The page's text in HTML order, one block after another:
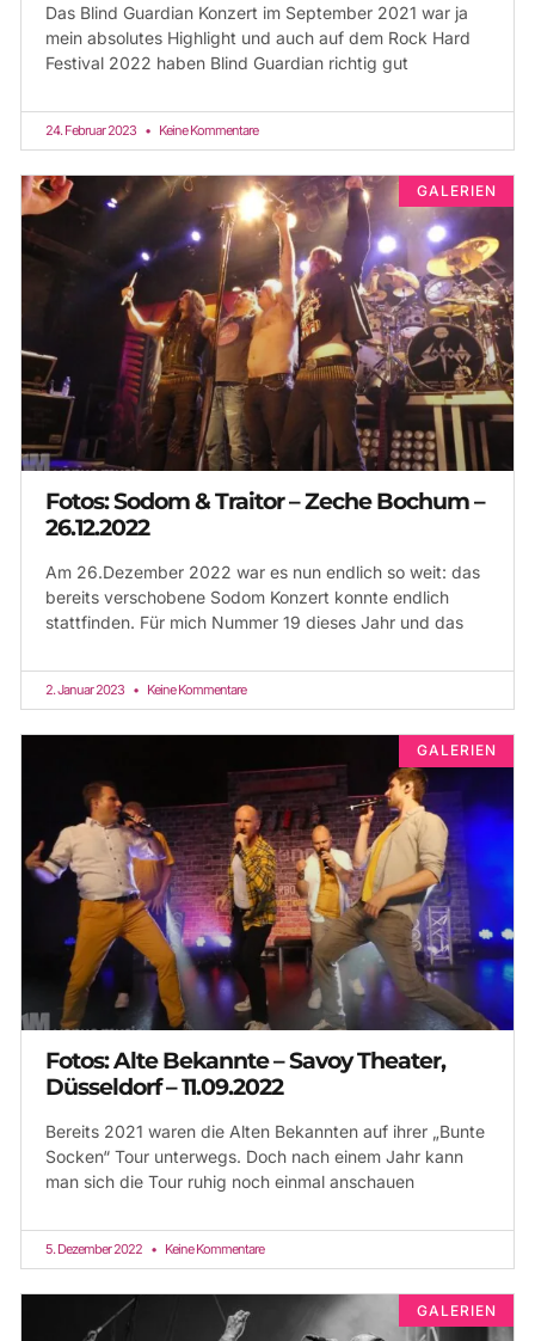
Das Blind Guardian Konzert im September 2021 war ja
mein absolutes Highlight und auch auf dem Rock Hard
Festival 2022 haben Blind Guardian richtig gut
24. Februar 2023 Keine Kommentare
GALERIEN
Fotos: Sodom & Traitor – Zeche Bochum –
26.12.2022
Am 26.Dezember 2022 war es nun endlich so weit: das
bereits verschobene Sodom Konzert konnte endlich
stattfinden. Für mich Nummer 19 dieses Jahr und das
2. Januar 2023 Keine Kommentare
GALERIEN
Fotos: Alte Bekannte – Savoy Theater,
Düsseldorf – 11.09.2022
Bereits 2021 waren die Alten Bekannten auf ihrer „Bunte
Socken“ Tour unterwegs. Doch nach einem Jahr kann
man sich die Tour ruhig noch einmal anschauen
5. Dezember 2022 Keine Kommentare
GALERIEN